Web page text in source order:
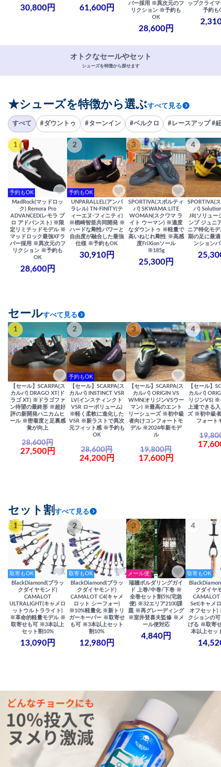
30,800円 61,600円
バー採用 ※異次元のフ
リクション ※予約も
OK
28,600円
ップクライ
予約も
オトクなセールやセット
シューズを特徴から探せます
★シューズを特徴から選ぶすべて見る
すべて #ダウントゥ #ターンイン #ベルクロ #レースアップ #
1
予約もOK
MadRock(マッドロッ
ク) Remora Pro
ADVANCED(レモラ プ
ロ アドバンスト) ※限
定リミテッドモデル ※
マッドロック最強XFラ
バー採用 ※異次元のフ
リクション ※予約も
OK
28,600円
2
予約もOK
UNPARALLEL(アンパ
ラレル) TN-FINITY(テ
ィーエヌ-フィニティ)
※楢崎智亜共同開発 ※
ハードな剛性パワーと
自由度が融合した最強
仕様 ※予約もOK
30,910円
3
SPORTIVA(スポルティ
バ) SKWAMA LITE
WOMAN(スクワマ ラ
イト ウーマン) ※適度
なダウントゥ ※軽量で
高いねじれ剛性 ※高感
度FriXionソール
※185g
25,300円
4
SPORTIVA(
バ)
JR(ソリュー
ンプ ジュニ
ニア特化モ
期の足に最
ンション
セールすべて見る
1
【セール】SCARPA(ス
カルパ) DRAGO XT(ド
ラゴ XT) ※ドラゴファ
ン待望の最終形 ※超好
評の新開発ハニカムヒ
ール ※密着度と足裏感
覚が向上
28,600円
27,500円
2
予約もOK
【セール】SCARPA(ス
カルパ) INSTINCT VSR
LV(インスティンクト
VSR ローボリューム)
※軽く柔軟に進化した
VSR ※新ラストで異次
元フィット感 ※予約も
OK
28,600円
24,200円
3
【セール】SCARPA(ス
カルパ) ORIGIN VS
WMN(オリジンVSウー
マン) ※最高のエント
リーシューズ ※初中級
者向けコンフォートモ
デル ※2024年新モデ
ル
19,800円
17,600円
4
【セール】
カルパ)
リジンVS) ※
上達できる
ズ ※初中級
フォート
セット割 すべて見る
1
取寄もOK
BlackDiamond(ブラッ
クダイヤモンド)
CAMALOT
ULTRALIGHT(キャメロ
ットウルトラライト)
※革命的軽量モデル ※
取寄せも可 ※3本以上
セット割10%
13,090円
2
取寄もOK
BlackDiamond(ブラッ
クダイヤモンド)
CAMALOT C4(キャメ
ロット シーフォー)
※10%軽量化 ※新トリ
ガーキーパー ※取寄せ
も可 ※3本以上セット
割10%
12,980円
3
メール便
瑞牆ボルダリングガイ
ド 上巻/中巻/下巻 ※
全巻セット割5%(宅急
便) ※32エリア2100課
題 ※再グレーディング
※室井登喜夫監修 ※メ
ール便対応
4,840円
4
取寄もOK
クダイヤ
Set(キャメ
オフセット)
クションの
げる ※取寄
本以上セッ